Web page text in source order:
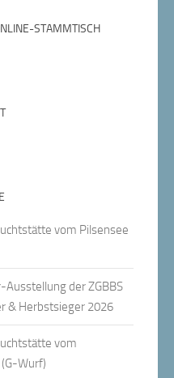
STAMMTISCH
vom Pilsensee
Ausstellung der ZGBBS
& Herbstsieger 2026
vom
Wurf)